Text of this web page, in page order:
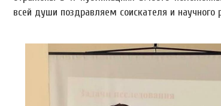
всей души поздравляем соискателя и научного